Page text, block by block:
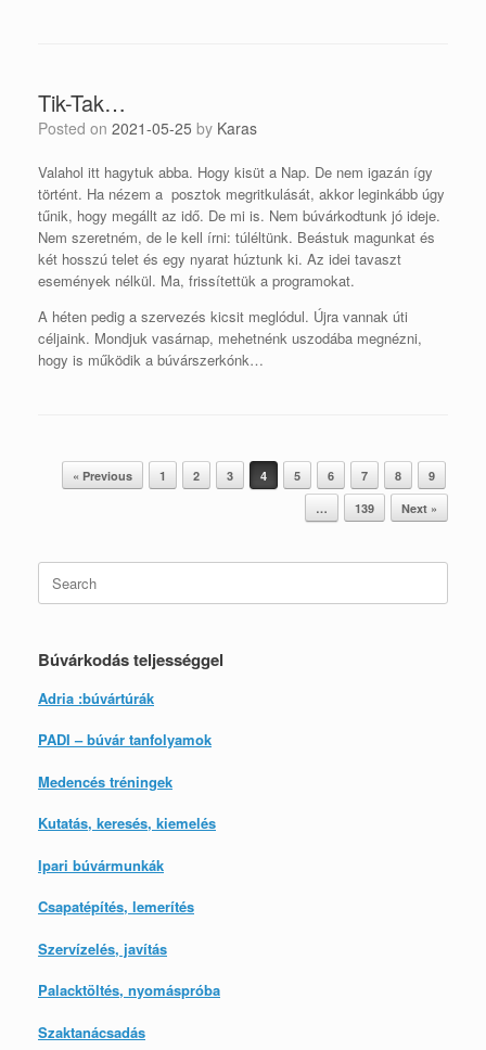
Tik-Tak…
Posted on 2021-05-25 by Karas
Valahol itt hagytuk abba. Hogy kisüt a Nap. De nem igazán így
történt. Ha nézem a posztok megritkulását, akkor leginkább úgy
tűnik, hogy megállt az idő. De mi is. Nem búvárkodtunk jó ideje.
Nem szeretném, de le kell írni: túléltünk. Beástuk magunkat és
két hosszú telet és egy nyarat húztunk ki. Az idei tavaszt
események nélkül. Ma, frissítettük a programokat.
A héten pedig a szervezés kicsit meglódul. Újra vannak úti
céljaink. Mondjuk vasárnap, mehetnénk uszodába megnézni,
hogy is működik a búvárszerkónk…
Post navigation
« Previous 1 2 3 4 5 6 7 8
9
…
139 Next »
Search
for:
Búvárkodás teljességgel
Adria :búvártúrák
PADI – búvár tanfolyamok
Medencés tréningek
Kutatás, keresés, kiemelés
Ipari búvármunkák
Csapatépítés, lemerítés
Szervízelés, javítás
Palacktöltés, nyomáspróba
Szaktanácsadás